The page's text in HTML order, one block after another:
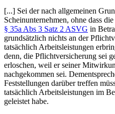
[...] Sei der nach allgemeinen
Scheinunternehmen, ohne dass
§ 35a Abs 3 Satz 2 ASVG in
grundsätzlich nichts an der
tatsächlich Arbeitsleistungen
denn, die Pflichtversicherung sei
erloschen, weil er seiner
nachgekommen sei.
Feststellungen darüber treffen
tatsächlich Arbeitsleistungen im
geleistet habe.